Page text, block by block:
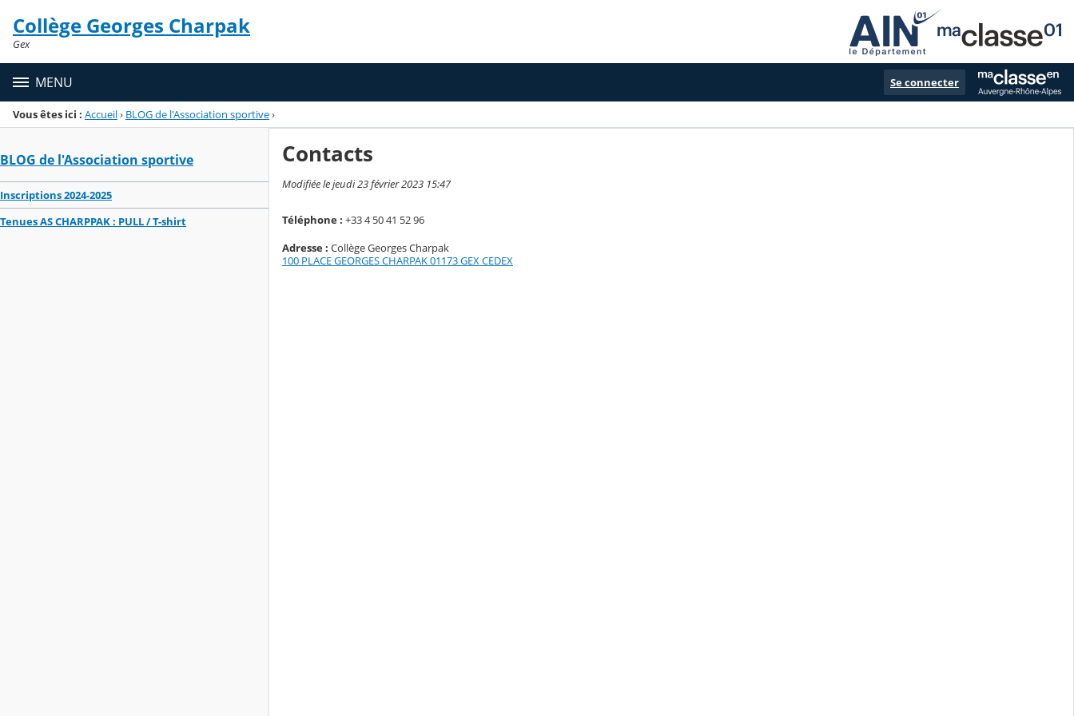
Menu de la rubrique
Contenu
Collège Georges Charpak
Gex
MENU Se connecter
Vous êtes ici : Accueil› BLOG de l'Association sportive›
BLOG de l'Association sportive
Inscriptions 2024-2025
Tenues AS CHARPPAK : PULL / T-shirt
Contacts
Modifiée le jeudi 23 février 2023 15:47
Téléphone : +33 4 50 41 52 96
Adresse : Collège Georges Charpak
100 PLACE GEORGES CHARPAK 01173 GEX CEDEX